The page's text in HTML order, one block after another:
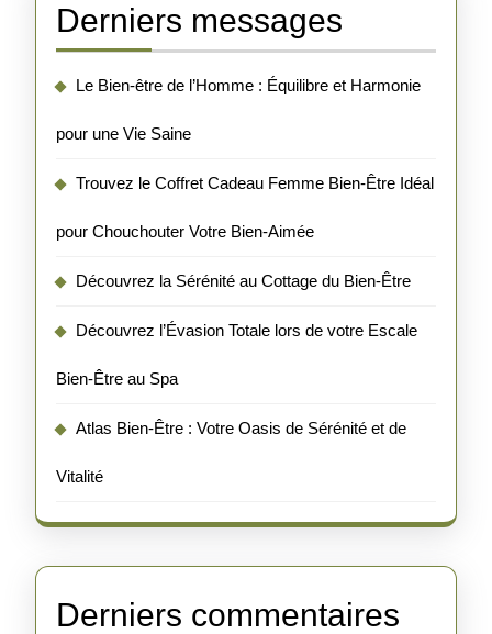
Derniers messages
Le Bien-être de l’Homme : Équilibre et Harmonie
pour une Vie Saine
Trouvez le Coffret Cadeau Femme Bien-Être Idéal
pour Chouchouter Votre Bien-Aimée
Découvrez la Sérénité au Cottage du Bien-Être
Découvrez l’Évasion Totale lors de votre Escale
Bien-Être au Spa
Atlas Bien-Être : Votre Oasis de Sérénité et de
Vitalité
Derniers commentaires